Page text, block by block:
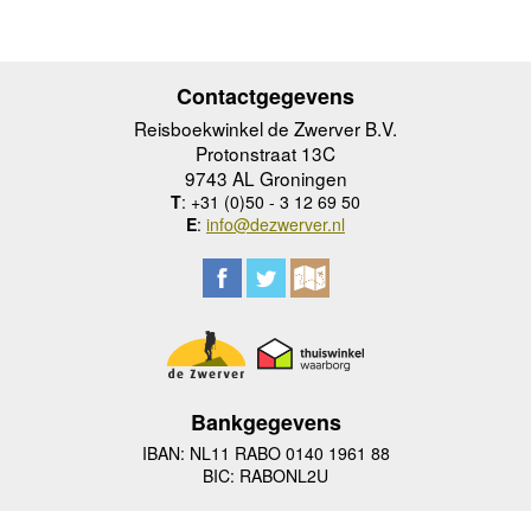
Contactgegevens
Reisboekwinkel de Zwerver B.V.
Protonstraat 13C
9743 AL Groningen
T: +31 (0)50 - 3 12 69 50
E: info@dezwerver.nl
Bankgegevens
IBAN: NL11 RABO 0140 1961 88
BIC: RABONL2U